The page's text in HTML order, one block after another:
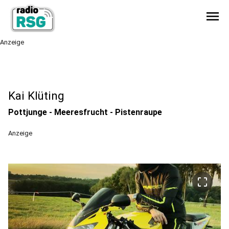
menu
Anzeige
Kai Klüting
Pottjunge - Meeresfrucht - Pistenraupe
Anzeige
crop_free